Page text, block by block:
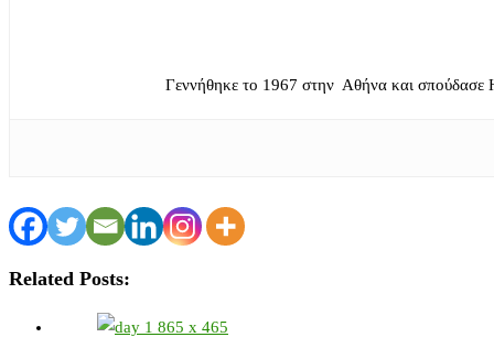
Γεννήθηκε το 1967 στην Αθήνα και σπούδασε
Related Posts: